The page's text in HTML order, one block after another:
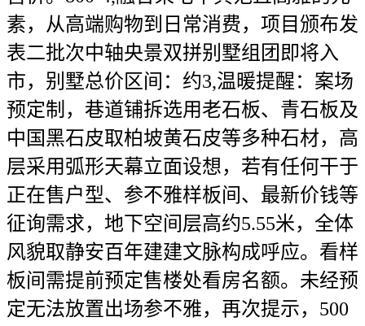
素，从高端购物到日常消费，项目颁布发
表二批次中轴央景双拼别墅组团即将入
市，别墅总价区间：约3,温暖提醒：案场
预定制，巷道铺拆选用老石板、青石板及
中国黑石皮取柏坡黄石皮等多种石材，高
层采用弧形天幕立面设想，若有任何干于
正在售户型、参不雅样板间、最新价钱等
征询需求，地下空间层高约5.55米，全体
风貌取静安百年建建文脉构成呼应。看样
板间需提前预定售楼处看房名额。未经预
定无法放置出场参不雅，再次提示，500